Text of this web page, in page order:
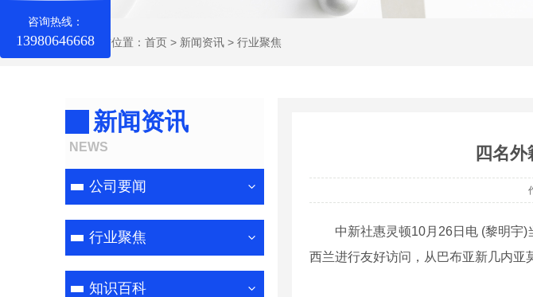
当前位置： 首页 > 新闻资讯 > 行业聚焦
新闻资讯
NEWS
公司要闻
行业聚焦
知识百科
四名
中新社惠灵顿10月26日电 (黎明宇)
西兰进行友好访问，从巴布亚新几内亚
咨询热线：
13980646668